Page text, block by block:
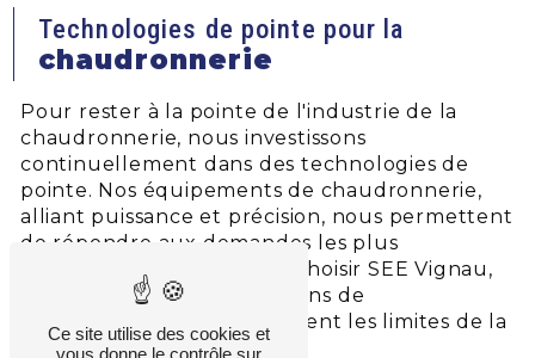
Technologies de pointe pour la
chaudronnerie
Pour rester à la pointe de l'industrie de la
chaudronnerie, nous investissons
continuellement dans des technologies de
pointe. Nos équipements de chaudronnerie,
alliant puissance et précision, nous permettent
de répondre aux demandes les plus
exigeantes de nos clients. Choisir SEE Vignau,
c'est opter pour des solutions de
chaudronnerie qui repoussent les limites de la
performance.
Ce site utilise des cookies et
vous donne le contrôle sur